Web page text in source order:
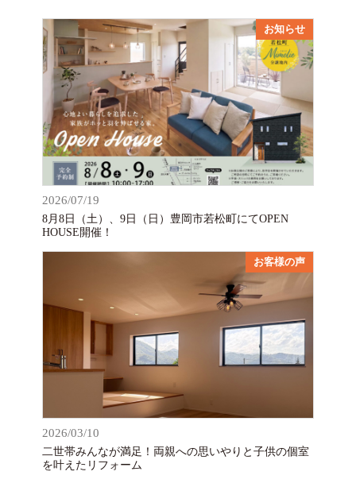
お知らせ
2026/07/19
8月8日（土）、9日（日）豊岡市若松町にてOPEN
HOUSE開催！
お客様の声
2026/03/10
二世帯みんなが満足！両親への思いやりと子供の個室
を叶えたリフォーム